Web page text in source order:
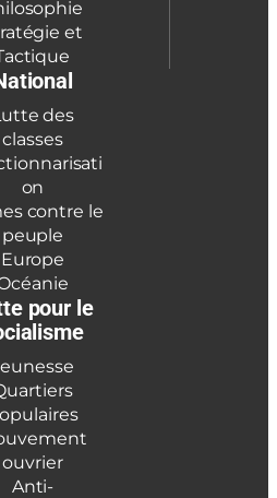
et
des
classes
on
contre le
peuple
Europe
pour le
ouvrier
Anti-